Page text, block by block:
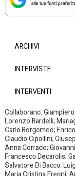
ARCHIVI
INTERVISTE
INTERVENTI
Collaborano:
Lorenzo Bardelli;
Carlo Borgomeo;
Claudio Cipollini;
Anna Corrado;
Francesco Decarolis;
Salvatore Di Bacco;